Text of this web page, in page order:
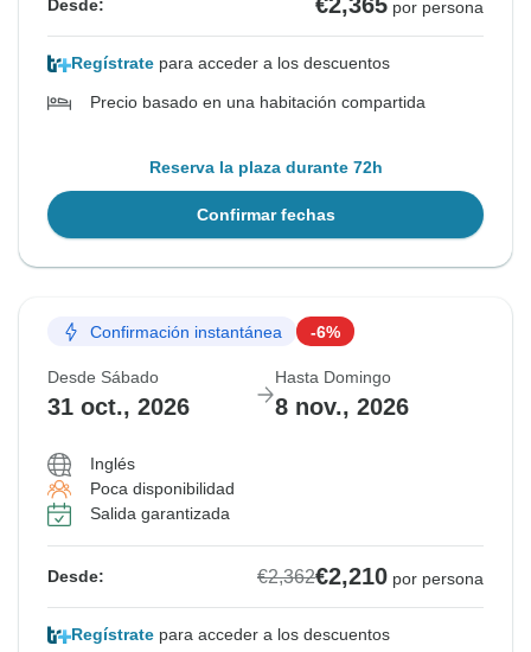
Desde: por persona
Regístrate para acceder a los descuentos
Precio basado en una habitación compartida
Reserva la plaza durante 72h
Confirmar fechas
Confirmación instantánea -6%
Desde Sábado
31 oct., 2026
Hasta Domingo
8 nov., 2026
Inglés
Poca disponibilidad
Salida garantizada
Desde: €2,362€2,210 por persona
Regístrate para acceder a los descuentos